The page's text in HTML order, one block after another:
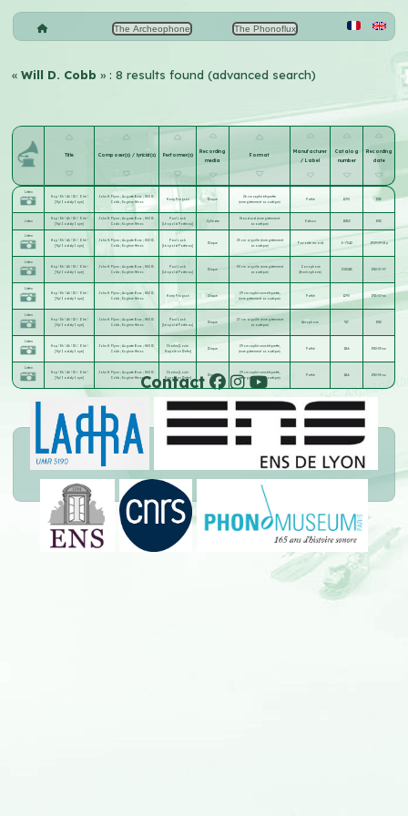
The Archeophone The Phonoflux
« Will D. Cobb» : 8 results found (advanced search)
Title Composer(s) / lyricist(s) Performer(s)
Recording
media
Format
Manufacturer
/ Label
Catalog
number
Recording
date
Listen
Hop ! Eh ! Ah ! Di ! Ohé !
[Yip! I addy I aye]
John H. Flynn; Auguste Bosc
Will D.
Cobb ; Eugène Héros
Harry Fragson Disque
26 cm saphir étiquette
(enregistrement acoustique)
Pathé 1290 1913
Listen
Hop ! Eh ! Ah ! Di ! Ohé !
[Yip! I addy I aye]
John H. Flynn; Auguste Bosc; Will D.
Cobb ; Eugène Héros
Paul Lack
[Léopold Postieau]
Cylindre
Standard (enregistrement
acoustique)
Edison 18153 1910
Listen
Hop ! Eh ! Ah ! Di ! Ohé !
[Yip! I addy I aye]
John H. Flynn; Auguste Bosc; Will D.
Cobb ; Eugène Héros
Paul Lack
[Léopold Postieau]
Disque
25 cm aiguille (enregistrement
acoustique)
Favorite record 1—7342 1909-09-21 p
Listen
Hop ! Eh ! Ah ! Di ! Ohé !
[Yip! I addy I aye]
John H. Flynn; Auguste Bosc; Will D.
Cobb ; Eugène Héros
Paul Lack
[Léopold Postieau]
Disque
30 cm aiguille (enregistrement
acoustique)
Zonophone
(Gramophone)
Z082115 1910-07-07
Listen
Hop ! Eh ! Ah ! Di ! Ohé !
[Yip! I addy I aye]
John H. Flynn; Auguste Bosc; Will D.
Cobb ; Eugène Héros
Harry Fragson Disque
29 cm saphir sans étiquette,
(enregistrement acoustique)
Pathé 1290 1913-07-xx
Listen
Hop ! Eh ! Ah ! Di ! Ohé !
[Yip! I addy I aye]
John H. Flynn; Auguste Bosc; Will D.
Cobb ; Eugène Héros
Paul Lack
[Léopold Postieau]
Disque
27 cm aiguille (enregistrement
acoustique)
Aérophone 917 1910
Listen
Hop ! Eh ! Ah ! Di ! Ohé !
[Yip! I addy I aye]
John H. Flynn; Auguste Bosc; Will D.
Cobb ; Eugène Héros
Charlus [Louis-
Napoléon Defer]
Disque
29 cm saphir sans étiquette,
(enregistrement acoustique)
Pathé 1166 1910-05-xx
Listen
Hop ! Eh ! Ah ! Di ! Ohé !
[Yip! I addy I aye]
John H. Flynn; Auguste Bosc; Will D.
Cobb ; Eugène Héros
Charlus [Louis-
Napoléon Defer]
Disque
29 cm saphir sans étiquette,
(enregistrement acoustique)
Pathé 1166 1910-05-xx
Contact